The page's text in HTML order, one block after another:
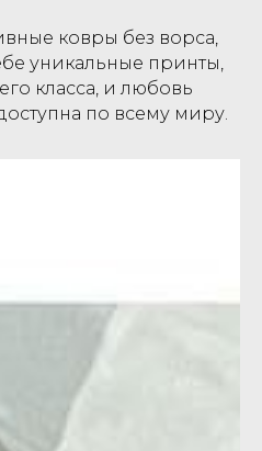
ковры без ворса,
уникальные принты,
класса, и любовь
по всему миру.